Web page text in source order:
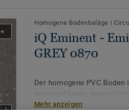
Homogene Bodenbeläge |
iQ Eminent -
GREY 0870
Der homogene PVC Boden
farblich auf die Kollektion
Mehr anzeigen